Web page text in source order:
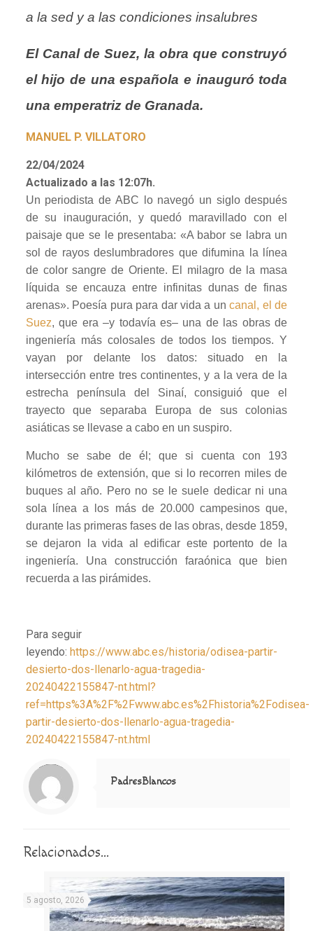
a la sed y a las condiciones insalubres
El Canal de Suez, la obra que construyó
el hijo de una española e inauguró toda
una emperatriz de Granada.
MANUEL P. VILLATORO
22/04/2024
Actualizado a las 12:07h.
Un periodista de ABC lo navegó un siglo después
de su inauguración, y quedó maravillado con el
paisaje que se le presentaba: «A babor se labra un
sol de rayos deslumbradores que difumina la línea
de color sangre de Oriente. El milagro de la masa
líquida se encauza entre infinitas dunas de finas
arenas». Poesía pura para dar vida a uncanal, el de
Suez, que era –y todavía es– una de las obras de
ingeniería más colosales de todos los tiempos. Y
vayan por delante los datos: situado en la
intersección entre tres continentes, y a la vera de la
estrecha península del Sinaí, consiguió que el
trayecto que separaba Europa de sus colonias
asiáticas se llevase a cabo en un suspiro.
Mucho se sabe de él; que si cuenta con 193
kilómetros de extensión, que si lo recorren miles de
buques al año. Pero no se le suele dedicar ni una
sola línea a los más de 20.000 campesinos que,
durante las primeras fases de las obras, desde 1859,
se dejaron la vida al edificar este portento de la
ingeniería. Una construcción faraónica que bien
recuerda a las pirámides.
Para seguir
leyendo: https://www.abc.es/historia/odisea-partir-
desierto-dos-llenarlo-agua-tragedia-
20240422155847-nt.html?
ref=https%3A%2F%2Fwww.abc.es%2Fhistoria%2Fodisea-
partir-desierto-dos-llenarlo-agua-tragedia-
20240422155847-nt.html
Notice
: Trying to access array offset on value of type null in
/home/misioner/public_html/padresblancos/themes/betheme/includes/content-single.php
on line
286
PadresBlancos
Relacionados...
5 agosto, 2026